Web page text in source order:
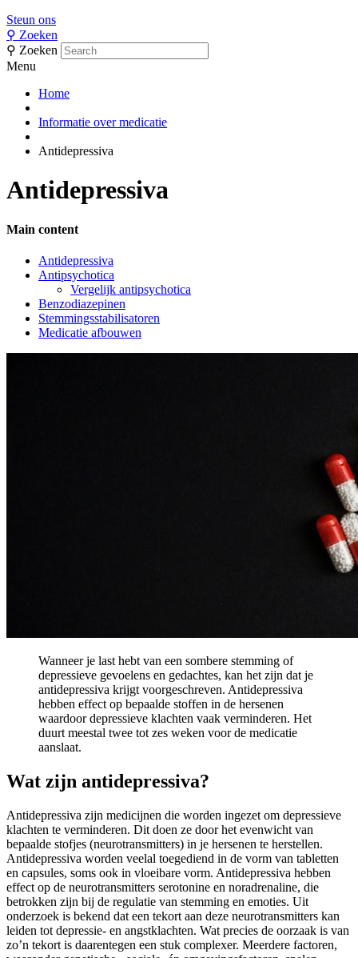
Steun ons
⚲ Zoeken
⚲ Zoeken
Menu
Home
Informatie over medicatie
Antidepressiva
Antidepressiva
Main content
Side
Navigation
Antidepressiva
Antipsychotica
Vergelijk antipsychotica
Benzodiazepinen
Stemmingsstabilisatoren
Medicatie afbouwen
Wanneer je last hebt van een sombere stemming of
depressieve gevoelens en gedachtes, kan het zijn dat je
antidepressiva krijgt voorgeschreven. Antidepressiva
hebben effect op bepaalde stoffen in de hersenen
waardoor depressieve klachten vaak verminderen. Het
duurt meestal twee tot zes weken voor de medicatie
aanslaat.
Wat zijn antidepressiva?
Antidepressiva zijn medicijnen die worden ingezet om depressieve
klachten te verminderen. Dit doen ze door het evenwicht van
bepaalde stofjes (neurotransmitters) in je hersenen te herstellen.
Antidepressiva worden veelal toegediend in de vorm van tabletten
en capsules, soms ook in vloeibare vorm. Antidepressiva hebben
effect op de neurotransmitters serotonine en noradrenaline, die
betrokken zijn bij de regulatie van stemming en emoties. Uit
onderzoek is bekend dat een tekort aan deze neurotransmitters kan
leiden tot depressie- en angstklachten. Wat precies de oorzaak is van
zo’n tekort is daarentegen een stuk complexer. Meerdere factoren,